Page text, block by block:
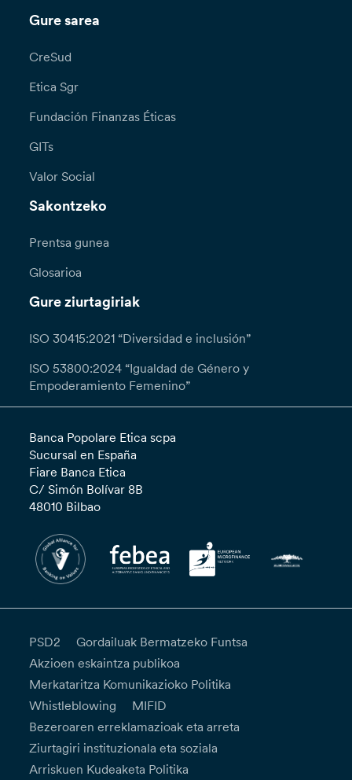
Gure sarea
CreSud
Etica Sgr
Fundación Finanzas Éticas
GITs
Valor Social
Sakontzeko
Prentsa gunea
Glosarioa
Gure ziurtagiriak
ISO 30415:2021 “Diversidad e inclusión”
ISO 53800:2024 “Igualdad de Género y
Empoderamiento Femenino”
Banca Popolare Etica scpa
Sucursal en España
Fiare Banca Etica
C/ Simón Bolívar 8B
48010 Bilbao
PSD2
Gordailuak Bermatzeko Funtsa
Akzioen eskaintza publikoa
Merkataritza Komunikazioko Politika
Whistleblowing
MIFID
Bezeroaren erreklamazioak eta arreta
Ziurtagiri instituzionala eta soziala
Arriskuen Kudeaketa Politika